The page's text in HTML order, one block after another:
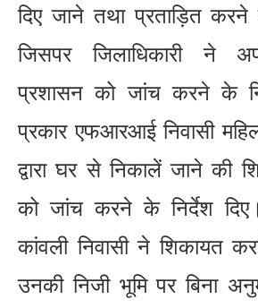
दिए जाने तथा प्रताड़ित
जिसपर जिलाधिकारी ने
प्रशासन को जांच करने के
प्रकार एफआरआई निवासी
द्वारा घर से निकालें जाने की
को जांच करने के निर्देश
कांवली निवासी ने शिकायत
उनकी निजी भूमि पर बिना